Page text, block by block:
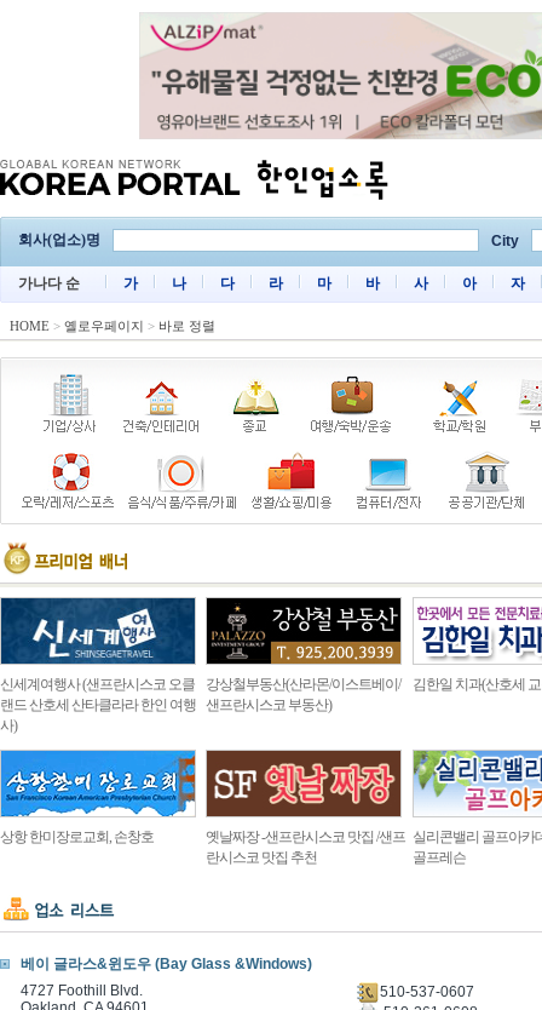
회사(업소)명 City
가나다 순 가 나 다 라 마 바 사 아 자
HOME > 옐로우페이지 > 바로 정렬
신세계여행사 (샌프란시스코 오클
랜드 산호세 산타클라라 한인 여행
사)
강상철부동산(산라몬/이스트베이/
샌프란시스코 부동산)
김한일 치과(산호세
상항 한미장로교회, 손창호
옛날짜장 -샌프란시스코 맛집 /샌프
란시스코 맛집 추천
실리콘밸리 골프아카
골프레슨
베이 글라스&윈도우 (Bay Glass &Windows)
4727 Foothill Blvd.
510-537-0607